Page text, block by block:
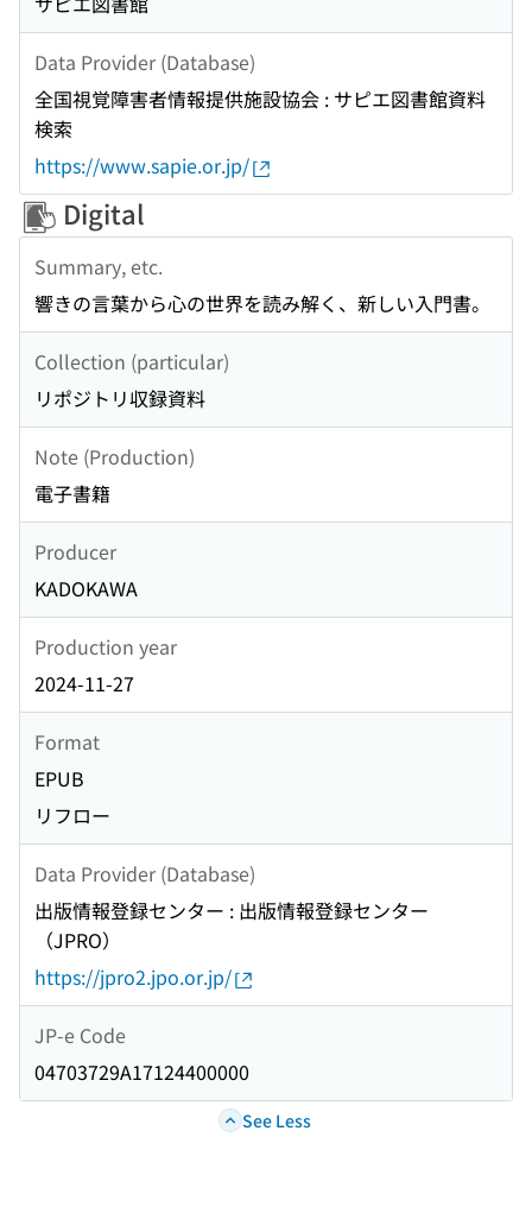
Data Provider (Database)
全国視覚障害者情報提供施設協会 : サピエ図書館資料
検索
https://www.sapie.or.jp/
Digital
Summary, etc.
響きの言葉から心の世界を読み解く、新しい入門書。
Collection (particular)
リポジトリ収録資料
Note (Production)
電子書籍
Producer
KADOKAWA
Production year
2024-11-27
Format
EPUB
リフロー
Data Provider (Database)
出版情報登録センター : 出版情報登録センター
（JPRO）
https://jpro2.jpo.or.jp/
JP-e Code
04703729A17124400000
See Less